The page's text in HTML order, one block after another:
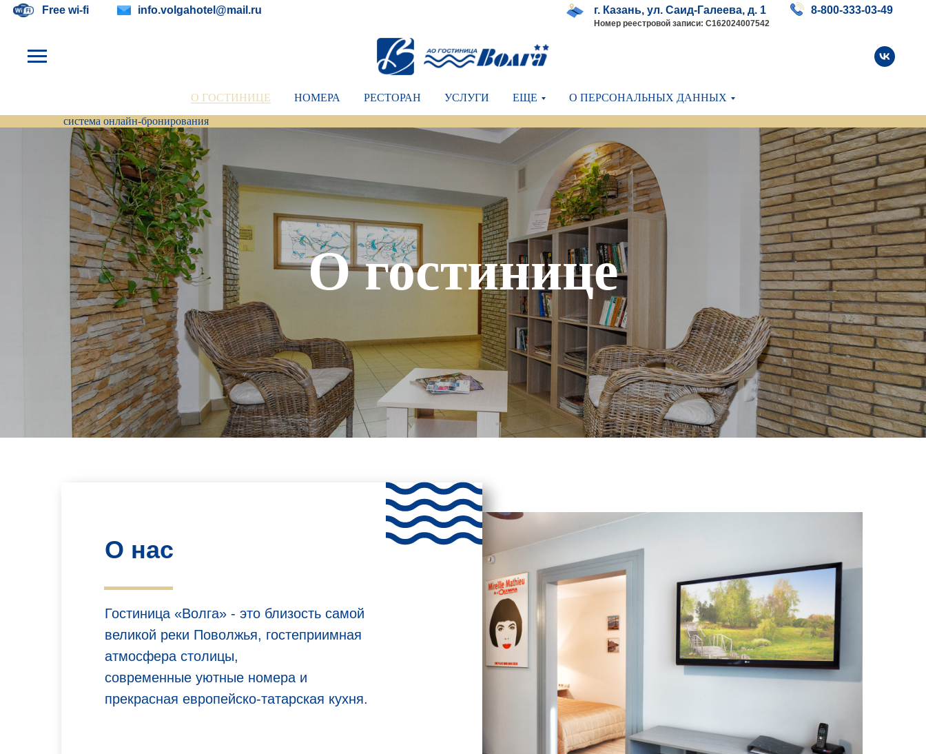
8-800-333-03-49
г. Казань, ул. Саид-Галеева, д. 1
Номер реестровой записи: С162024007542
info.volgahotel@mail.ru
Free wi-fi
О ГОСТИНИЦЕ НОМЕРА РЕСТОРАН УСЛУГИ ЕЩЕ
О ПЕРСОНАЛЬНЫХ ДАННЫХ
система онлайн-бронирования
О гостинице
Гостиница «Волга» - это близость самой
великой реки Поволжья, гостеприимная
атмосфера столицы,
современные уютные номера и
прекрасная европейско-татарская кухня.
О нас